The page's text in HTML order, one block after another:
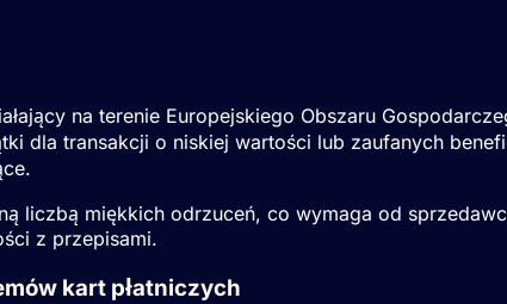
na terenie Europejskiego Obszaru
dla transakcji o niskiej wartości lub zaufanych
liczbą miękkich odrzuceń, co wymaga od
z przepisami.
kart płatniczych